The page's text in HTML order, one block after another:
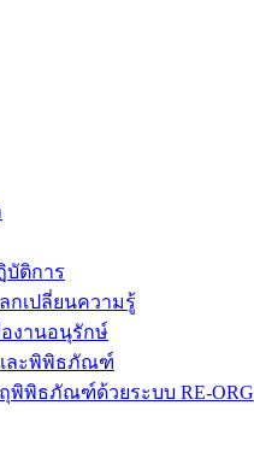
บัติการ
กเปลี่ยนความรู้
งานอนุรักษ์
ละพิพิธภัณฑ์
พิพิธภัณฑ์ด้วยระบบ RE-ORG